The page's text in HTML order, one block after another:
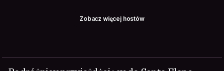
Zobacz więcej hostów